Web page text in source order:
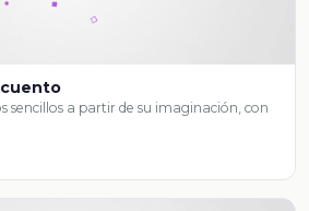
sencillos a partir de su imaginación, con